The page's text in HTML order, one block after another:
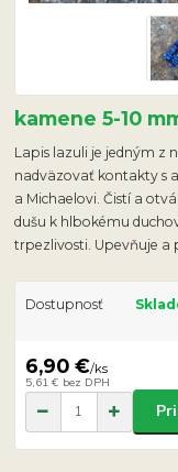
kamene 5-10
Lapis lazuli je jedným z
nadväzovať kontakty s
a Michaelovi. Čistí a
dušu k hlbokému
trpezlivosti. Upevňuje a
Dostupnosť
6,90 €/ks
5,61 € bez DPH